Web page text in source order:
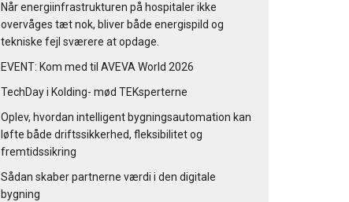
Når energiinfrastrukturen på hospitaler ikke
overvåges tæt nok, bliver både energispild og
tekniske fejl sværere at opdage.
EVENT: Kom med til AVEVA World 2026
TechDay i Kolding- mød TEKsperterne
Oplev, hvordan intelligent bygningsautomation kan
løfte både driftssikkerhed, fleksibilitet og
fremtidssikring
Sådan skaber partnerne værdi i den digitale
bygning